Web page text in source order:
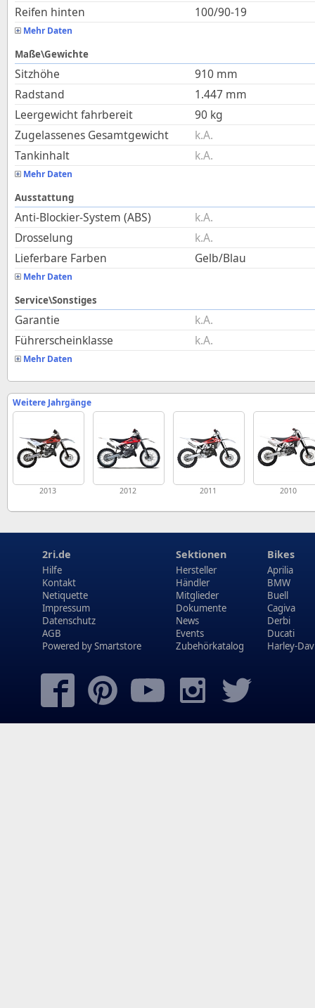
Reifen hinten
100/90-19
Mehr Daten
Maße\Gewichte
Sitzhöhe 910 mm
Radstand
1.447 mm
Leergewicht fahrbereit
90 kg
Zugelassenes Gesamtgewicht
k.A.
Tankinhalt
k.A.
Mehr Daten
Ausstattung
Anti-Blockier-System (ABS)
k.A.
Drosselung
k.A.
Lieferbare Farben
Gelb/Blau
Mehr Daten
Service\Sonstiges
Garantie
k.A.
Führerscheinklasse
k.A.
Mehr Daten
Weitere Jahrgänge
2013 2012 2011 2010
2ri.de
Hilfe
Kontakt
Netiquette
Impressum
Datenschutz
AGB
Powered bySmartstore
Sektionen
Hersteller
Händler
Mitglieder
Dokumente
News
Events
Zubehörkatalog
Bikes
Aprilia
BMW
Buell
Cagiva
Derbi
Ducati
Harley-